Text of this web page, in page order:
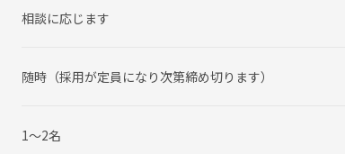
相談に応じます
随時（採用が定員になり次第締め切ります）
1～2名